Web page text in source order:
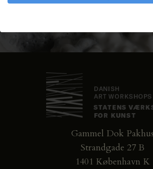
Gammel Dok Pakhus
Strandgade 27 B
1401 København K